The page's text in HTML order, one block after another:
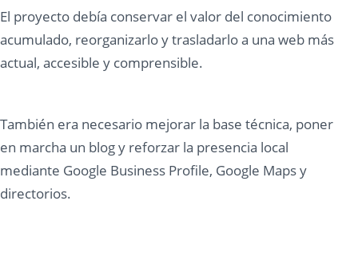
El proyecto debía conservar el valor del conocimiento
acumulado, reorganizarlo y trasladarlo a una web más
actual, accesible y comprensible.
También era necesario mejorar la base técnica, poner
en marcha un blog y reforzar la presencia local
mediante Google Business Profile, Google Maps y
directorios.